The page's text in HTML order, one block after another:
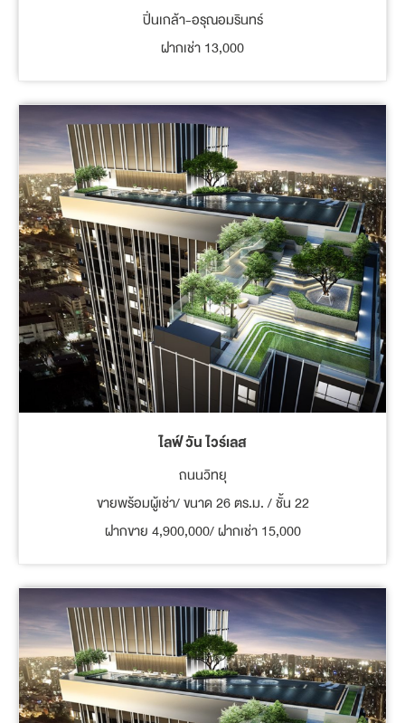
ปิ่นเกล้า-อรุณอมรินทร์
ฝากเช่า 13,000
ไลฟ์ วัน ไวร์เลส
ถนนวิทยุ
ขายพร้อมผู้เช่า/ ขนาด 26 ตร.ม. / ชั้น 22
ฝากขาย 4,900,000/ ฝากเช่า 15,000